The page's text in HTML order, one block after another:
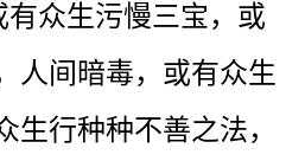
众生污慢三宝，或
人间暗毒，或有众生
生行种种不善之法，